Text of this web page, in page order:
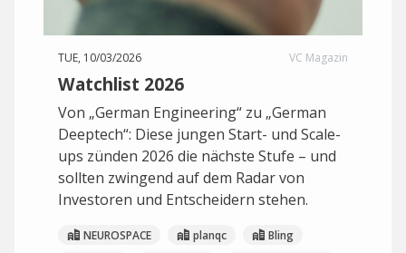
TUE, 10/03/2026 VC Magazin
Watchlist 2026
Von „German Engineering“ zu „German
Deeptech“: Diese jungen Start- und Scale-
ups zünden 2026 die nächste Stufe – und
sollten zwingend auf dem Radar von
Investoren und Entscheidern stehen.
NEUROSPACE planqc
Bling